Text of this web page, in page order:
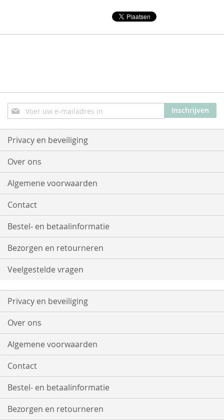
Abonneer
u
op
onze
nieuwsbrief
Inschrijven
Privacy en beveiliging
Over ons
Algemene voorwaarden
Contact
Bestel- en betaalinformatie
Bezorgen en retourneren
Veelgestelde vragen
Privacy en beveiliging
Over ons
Algemene voorwaarden
Contact
Bestel- en betaalinformatie
Bezorgen en retourneren